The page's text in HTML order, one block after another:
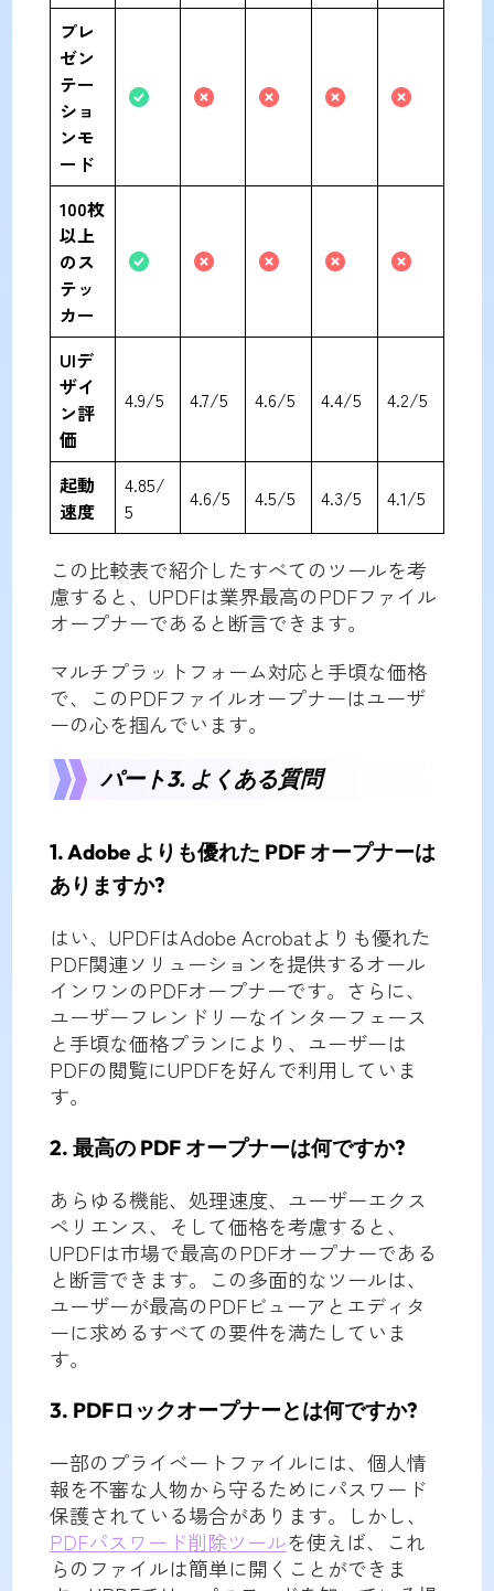
プレ
ゼン
テー
ショ
ンモ
ード
100枚
以上
のス
テッ
カー
UIデ
ザイ
ン評
価
4.9/5 4.7/5 4.6/5 4.4/5 4.2/5
起動
速度
4.85/
5
4.6/5 4.5/5 4.3/5 4.1/5
この比較表で紹介したすべてのツールを考
慮すると、UPDFは業界最高のPDFファイル
オープナーであると断言できます。
マルチプラットフォーム対応と手頃な価格
で、このPDFファイルオープナーはユーザ
ーの心を掴んでいます。
パート3. よくある質問
1. Adob​​e よりも優れた PDF オープナーは
ありますか?
はい、UPDFはAdobe Acrobatよりも優れた
PDF関連ソリューションを提供するオール
インワンのPDFオープナーです。さらに、
ユーザーフレンドリーなインターフェース
と手頃な価格プランにより、ユーザーは
PDFの閲覧にUPDFを好んで利用していま
す。
2. 最高の PDF オープナーは何ですか?
あらゆる機能、処理速度、ユーザーエクス
ペリエンス、そして価格を考慮すると、
UPDFは市場で最高のPDFオープナーである
と断言できます。この多面的なツールは、
ユーザーが最高のPDFビューアとエディタ
ーに求めるすべての要件を満たしていま
す。
3. PDFロックオープナーとは何ですか?
一部のプライベートファイルには、個人情
報を不審な人物から守るためにパスワード
保護されている場合があります。しかし、
PDFパスワード削除ツールを使えば、これ
らのファイルは簡単に開くことができま